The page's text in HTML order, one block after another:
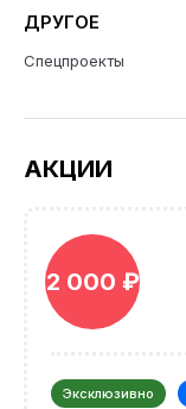
ДРУГОЕ
Спецпроекты
АКЦИИ
2 000 ₽
Эксклюзивно